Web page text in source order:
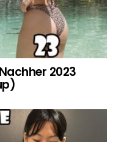
2023